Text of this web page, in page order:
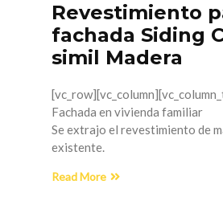
Revestimiento
fachada Siding
simil Madera
Fachada en vivienda familiar
Se extrajo el revestimiento de
existente.
Read More